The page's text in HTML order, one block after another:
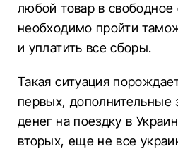
любой товар в
необходимо пройти
и уплатить все сборы.
Такая ситуация
первых, дополнительные
денег на поездку в
вторых, еще не все